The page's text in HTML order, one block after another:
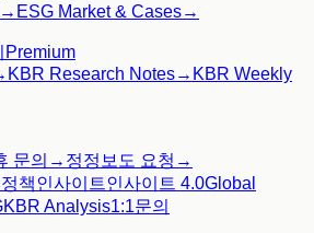
→ ESG Market & Cases→
Premium
KBR Research Notes→ KBR Weekly
문의 → 정정보도 요청 →
정책인사이트인사이트 4.0Global
KBR Analysis1:1문의